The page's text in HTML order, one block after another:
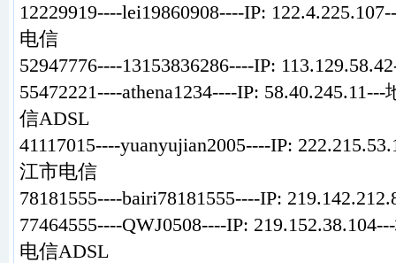
12229919----lei19860908----IP:
电信
52947776----13153836286----IP:
55472221----athena1234----IP:
信ADSL
41117015----yuanyujian2005----IP:
江市电信
78181555----bairi78181555----IP:
77464555----QWJ0508----IP:
电信ADSL